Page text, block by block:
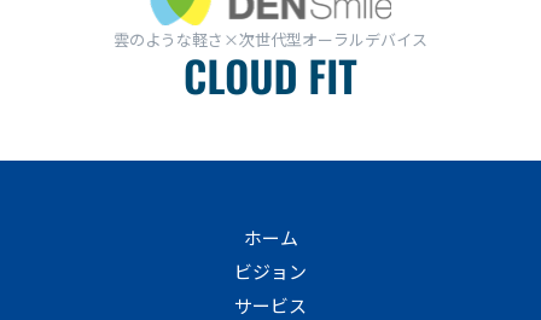
雲のような軽さ×次世代型オーラルデバイス
ホーム
ビジョン
サービス